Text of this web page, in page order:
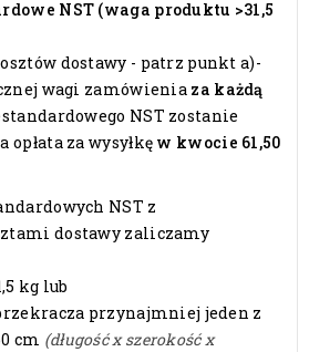
NST (waga produktu >31,5
dostawy - patrz punkt a)-
wagi zamówienia za każdą
NST zostanie
za wysyłkę w kwocie 61,50
NST z
dostawy zaliczamy
kg lub
przynajmniej jeden z
cm (długość x szerokość x